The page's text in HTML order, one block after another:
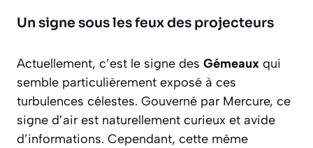
Un signe sous les feux des projecteurs
Actuellement, c’est le signe des Gémeaux qui
semble particulièrement exposé à ces
turbulences célestes. Gouverné par Mercure, ce
signe d’air est naturellement curieux et avide
d’informations. Cependant, cette même